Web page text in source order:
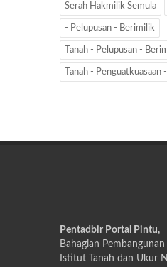
Serah Hakmilik Semula
- Pelupusan - Berimilik
Tanah - Pelupusan -
Tanah - Penguatkuasaan
Pentadbir Portal Pintu,
Bahagian
Istitut Tanah dan Ukur